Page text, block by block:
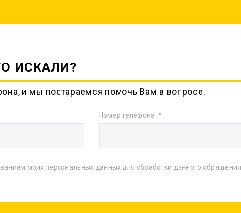
ИСКАЛИ?
и мы постараемся помочь Вам в вопросе.
Номер телефона
моих персональных данных для обработки данного обращения